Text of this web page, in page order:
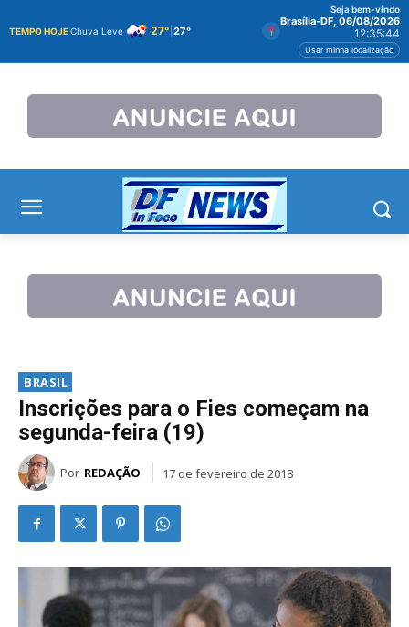
TEMPO HOJEChuva Leve 27° 27°
Seja bem-vindo
Brasília-DF, 06/08/2026
12:35:45
Usar minha localização
BRASIL
Inscrições para o Fies começam na
segunda-feira (19)
Por REDAÇÃO 17 de fevereiro de 2018